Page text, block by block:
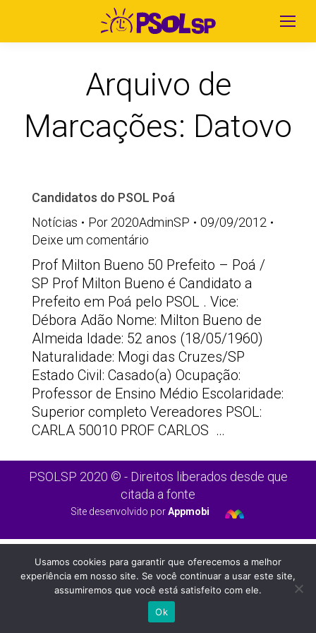
Arquivo de
Marcações: Datovo
Candidatos do PSOL Poá
Notícias
Por 2020AdminSP
09/09/2012
Deixe um comentário
Prof Milton Bueno 50 Prefeito – Poá /
SP Prof Milton Bueno é Candidato a
Prefeito em Poá pelo PSOL . Vice:
Débora Adão Nome: Milton Bueno de
Almeida Idade: 52 anos (18/05/1960)
Naturalidade: Mogi das Cruzes/SP
Estado Civil: Casado(a) Ocupação:
Professor de Ensino Médio Escolaridade:
Superior completo Vereadores PSOL:
CARLA 50010 PROF CARLOS …
PSOLSP 2020 © - Direitos liberados desde que
citada a fonte
Site desenvolvido porAppmobi
Usamos cookies para garantir que oferecemos a melhor
experiência em nosso site. Se você continuar a usar este site,
assumiremos que você está satisfeito com ele.
Ok